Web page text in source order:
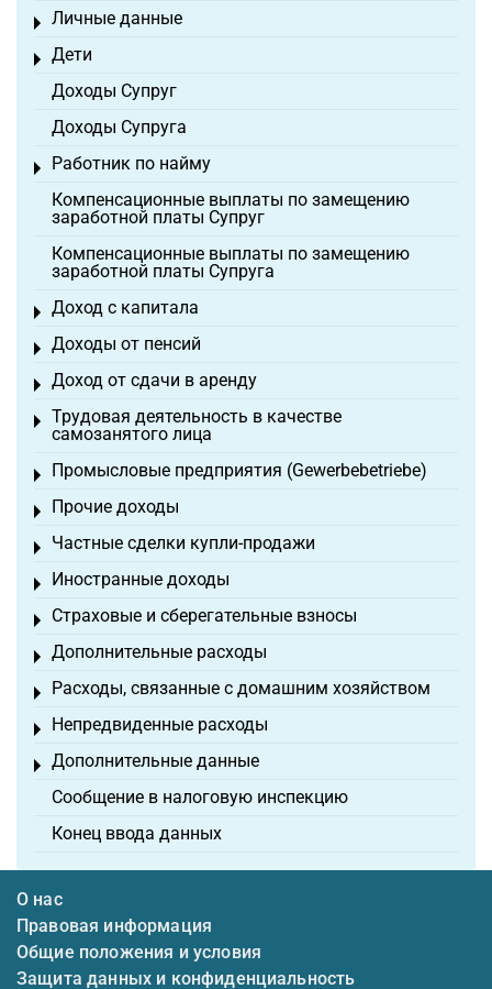
Личные данные
Toggle menu
Дети
Toggle menu
Доходы Супруг
Доходы Супруга
Работник по найму
Toggle menu
Компенсационные выплаты по замещению
заработной платы Супруг
Компенсационные выплаты по замещению
заработной платы Супруга
Доход с капитала
Toggle menu
Доходы от пенсий
Toggle menu
Доход от сдачи в аренду
Toggle menu
Трудовая деятельность в качестве
самозанятого лица
Toggle menu
Промысловые предприятия (Gewerbebetriebe)
Toggle menu
Прочие доходы
Toggle menu
Частные сделки купли-продажи
Toggle menu
Иностранные доходы
Toggle menu
Страховые и сберегательные взносы
Toggle menu
Дополнительные расходы
Toggle menu
Расходы, связанные с домашним хозяйством
Toggle menu
Непредвиденные расходы
Toggle menu
Дополнительные данные
Toggle menu
Сообщение в налоговую инспекцию
Конец ввода данных
О нас
Правовая информация
Общие положения и условия
Защита данных и конфиденциальность